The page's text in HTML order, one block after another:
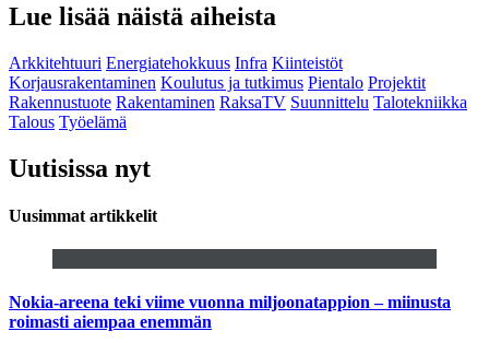
Lue lisää näistä aiheista
Arkkitehtuuri Energiatehokkuus Infra Kiinteistöt
Korjausrakentaminen Koulutus ja tutkimus Pientalo Projektit
Rakennustuote Rakentaminen RaksaTV Suunnittelu Talotekniikka
Talous Työelämä
Uutisissa nyt
Uusimmat artikkelit
Nokia-areena teki viime vuonna miljoonatappion – miinusta
roimasti aiempaa enemmän